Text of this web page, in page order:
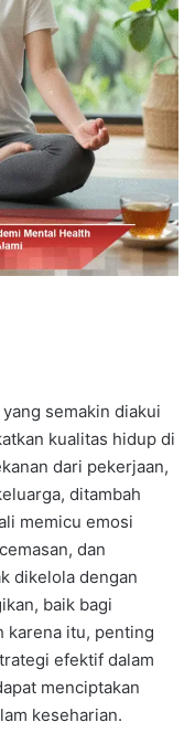
semakin diakui
kualitas hidup di
dari pekerjaan,
ditambah
memicu emosi
dan
dikelola dengan
baik bagi
karena itu, penting
efektif dalam
menciptakan
keseharian.